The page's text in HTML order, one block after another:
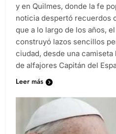
y en Quilmes, donde la fe
noticia despertó recuerdos
que a lo largo de los años,
construyó lazos sencillos
ciudad, desde una
de alfajores Capitán del
Leer más